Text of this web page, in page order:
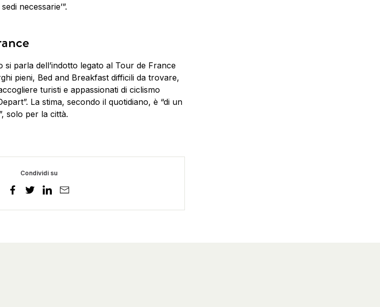
necessarie’”.
si parla dell’indotto legato al Tour de France
pieni, Bed and Breakfast difficili da trovare,
turisti e appassionati di ciclismo
La stima, secondo il quotidiano, è “di un
solo per la città.
Condividi su